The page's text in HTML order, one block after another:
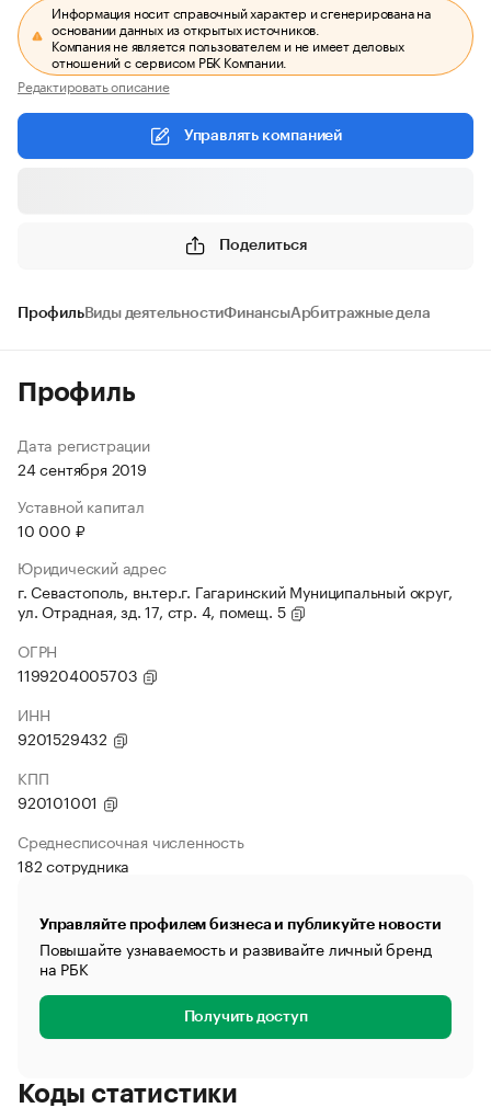
Информация носит справочный характер и сгенерирована на
основании данных из открытых источников.
Компания не является пользователем и не имеет деловых
отношений с сервисом РБК Компании.
Редактировать описание
Управлять компанией
Поделиться
ПрофильВиды деятельностиФинансыАрбитражные дела
Профиль
Дата регистрации
24 сентября 2019
Уставной капитал
10 000 ₽
Юридический адрес
г. Севастополь, вн.тер.г. Гагаринский Муниципальный округ,
ул. Отрадная, зд. 17, стр. 4, помещ. 5
ОГРН
1199204005703
ИНН
9201529432
КПП
920101001
Среднесписочная численность
182 сотрудника
Управляйте профилем бизнеса и публикуйте новости
Повышайте узнаваемость и развивайте личный бренд
на РБК
Получить доступ
Коды статистики